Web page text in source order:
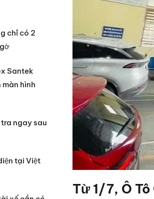
chỉ có 2
Santek
hình
ngay sau
tại Việt
Từ 1/7, Ô Tô